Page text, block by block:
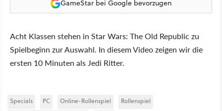
GameStar bei Google bevorzugen
Acht Klassen stehen in Star Wars: The Old Republic zu
Spielbeginn zur Auswahl. In diesem Video zeigen wir die
ersten 10 Minuten als Jedi Ritter.
Specials PC Online-Rollenspiel
Rollenspiel